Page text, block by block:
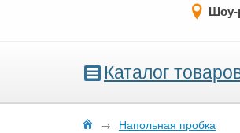
Шоу-
Каталог
→ Напольная пробка